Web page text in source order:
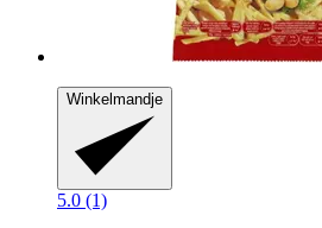
Winkelmandje
5.0 (1)